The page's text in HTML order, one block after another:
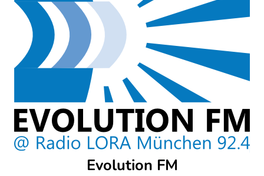
Evolution FM